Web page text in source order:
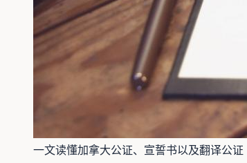
一文读懂加拿大公证、宣誓书以及翻译公证